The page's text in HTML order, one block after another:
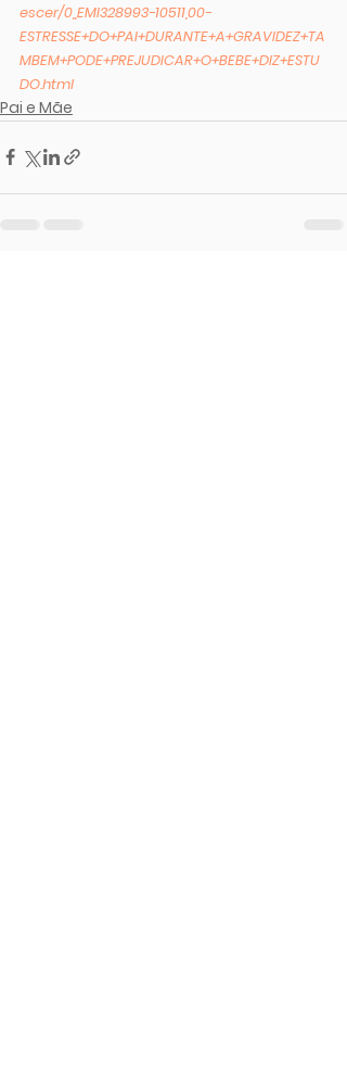
escer/0,,EMI328993-10511,00-
ESTRESSE+DO+PAI+DURANTE+A+GRAVIDEZ+TA
MBEM+PODE+PREJUDICAR+O+BEBE+DIZ+ESTU
DO.html
Pai e Mãe